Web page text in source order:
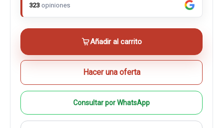
323 opiniones
Añadir al carrito
Hacer una oferta
Consultar por WhatsApp